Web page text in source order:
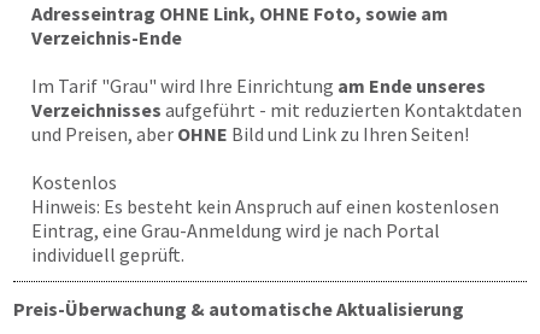
Adresseintrag OHNE Link, OHNE Foto, sowie am
Verzeichnis-Ende
Im Tarif "Grau" wird Ihre Einrichtung am Ende unseres
Verzeichnisses aufgeführt - mit reduzierten Kontaktdaten
und Preisen, aber OHNE Bild und Link zu Ihren Seiten!
Kostenlos
Hinweis: Es besteht kein Anspruch auf einen kostenlosen
Eintrag, eine Grau-Anmeldung wird je nach Portal
individuell geprüft.
Preis-Überwachung & automatische Aktualisierung